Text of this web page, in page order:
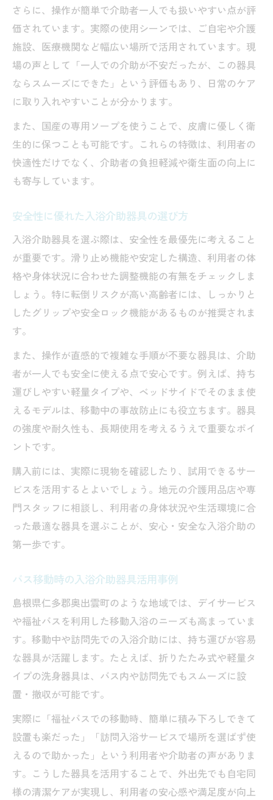
さらに、操作が簡単で介助者一人でも扱いやすい点が評
価されています。実際の使用シーンでは、ご自宅や介護
施設、医療機関など幅広い場所で活用されています。現
場の声として「一人での介助が不安だったが、この器具
ならスムーズにできた」という評価もあり、日常のケア
に取り入れやすいことが分かります。
また、国産の専用ソープを使うことで、皮膚に優しく衛
生的に保つことも可能です。これらの特徴は、利用者の
快適性だけでなく、介助者の負担軽減や衛生面の向上に
も寄与しています。
安全性に優れた入浴介助器具の選び方
入浴介助器具を選ぶ際は、安全性を最優先に考えること
が重要です。滑り止め機能や安定した構造、利用者の体
格や身体状況に合わせた調整機能の有無をチェックしま
しょう。特に転倒リスクが高い高齢者には、しっかりと
したグリップや安全ロック機能があるものが推奨されま
す。
また、操作が直感的で複雑な手順が不要な器具は、介助
者が一人でも安全に使える点で安心です。例えば、持ち
運びしやすい軽量タイプや、ベッドサイドでそのまま使
えるモデルは、移動中の事故防止にも役立ちます。器具
の強度や耐久性も、長期使用を考えるうえで重要なポイ
ントです。
購入前には、実際に現物を確認したり、試用できるサー
ビスを活用するとよいでしょう。地元の介護用品店や専
門スタッフに相談し、利用者の身体状況や生活環境に合
った最適な器具を選ぶことが、安心・安全な入浴介助の
第一歩です。
バス移動時の入浴介助器具活用事例
島根県仁多郡奥出雲町のような地域では、デイサービス
や福祉バスを利用した移動入浴のニーズも高まっていま
す。移動中や訪問先での入浴介助には、持ち運びが容易
な器具が活躍します。たとえば、折りたたみ式や軽量タ
イプの洗身器具は、バス内や訪問先でもスムーズに設
置・撤収が可能です。
実際に「福祉バスでの移動時、簡単に積み下ろしできて
設置も楽だった」「訪問入浴サービスで場所を選ばず使
えるので助かった」という利用者や介助者の声がありま
す。こうした器具を活用することで、外出先でも自宅同
様の清潔ケアが実現し、利用者の安心感や満足度が向上